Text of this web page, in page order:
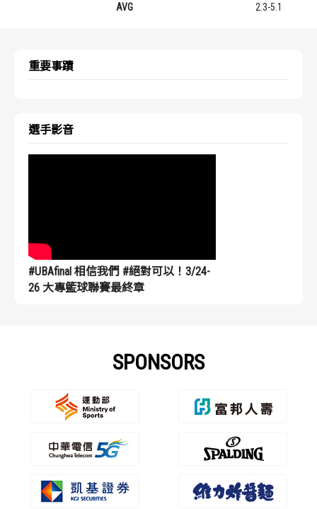
AVG
2.3-5.1
重要事蹟
選手影音
#UBAfinal 相信我們 #絕對可以！3/24-
26 大專籃球聯賽最終章
SPONSORS